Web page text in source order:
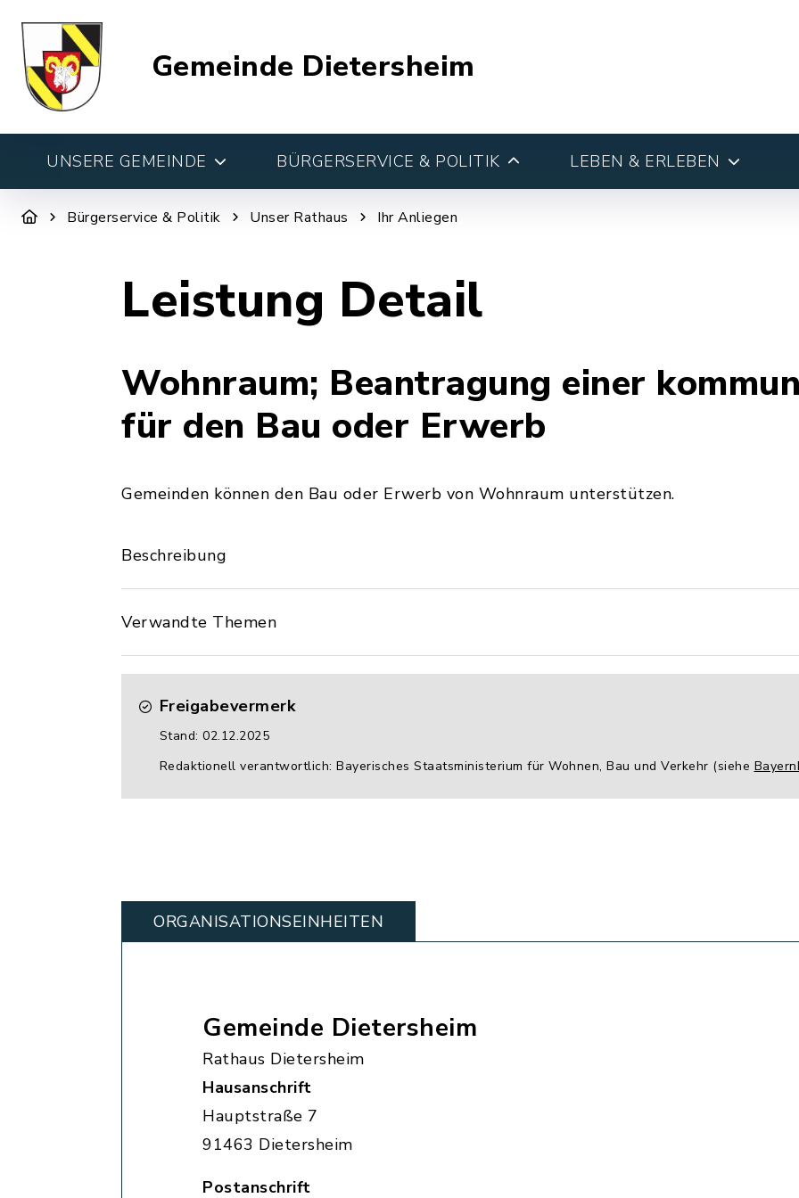
Gemeinde Dietersheim
UNSERE GEMEINDE BÜRGERSERVICE & POLITIK LEBEN & ERLEBEN
Bürgerservice & Politik Unser Rathaus Ihr Anliegen
Leistung Detail
Wohnraum; Beantragung einer
für den Bau oder Erwerb
Gemeinden können den Bau oder Erwerb von Wohnraum unterstützen.
Beschreibung
Verwandte Themen
Freigabevermerk
Stand: 02.12.2025
Redaktionell verantwortlich: Bayerisches Staatsministerium für Wohnen, Bau und Verkehr (siehe
ORGANISATIONS­EINHEITEN
Gemeinde Dietersheim
Rathaus Dietersheim
Hausanschrift
Hauptstraße 7
91463 Dietersheim
Postanschrift